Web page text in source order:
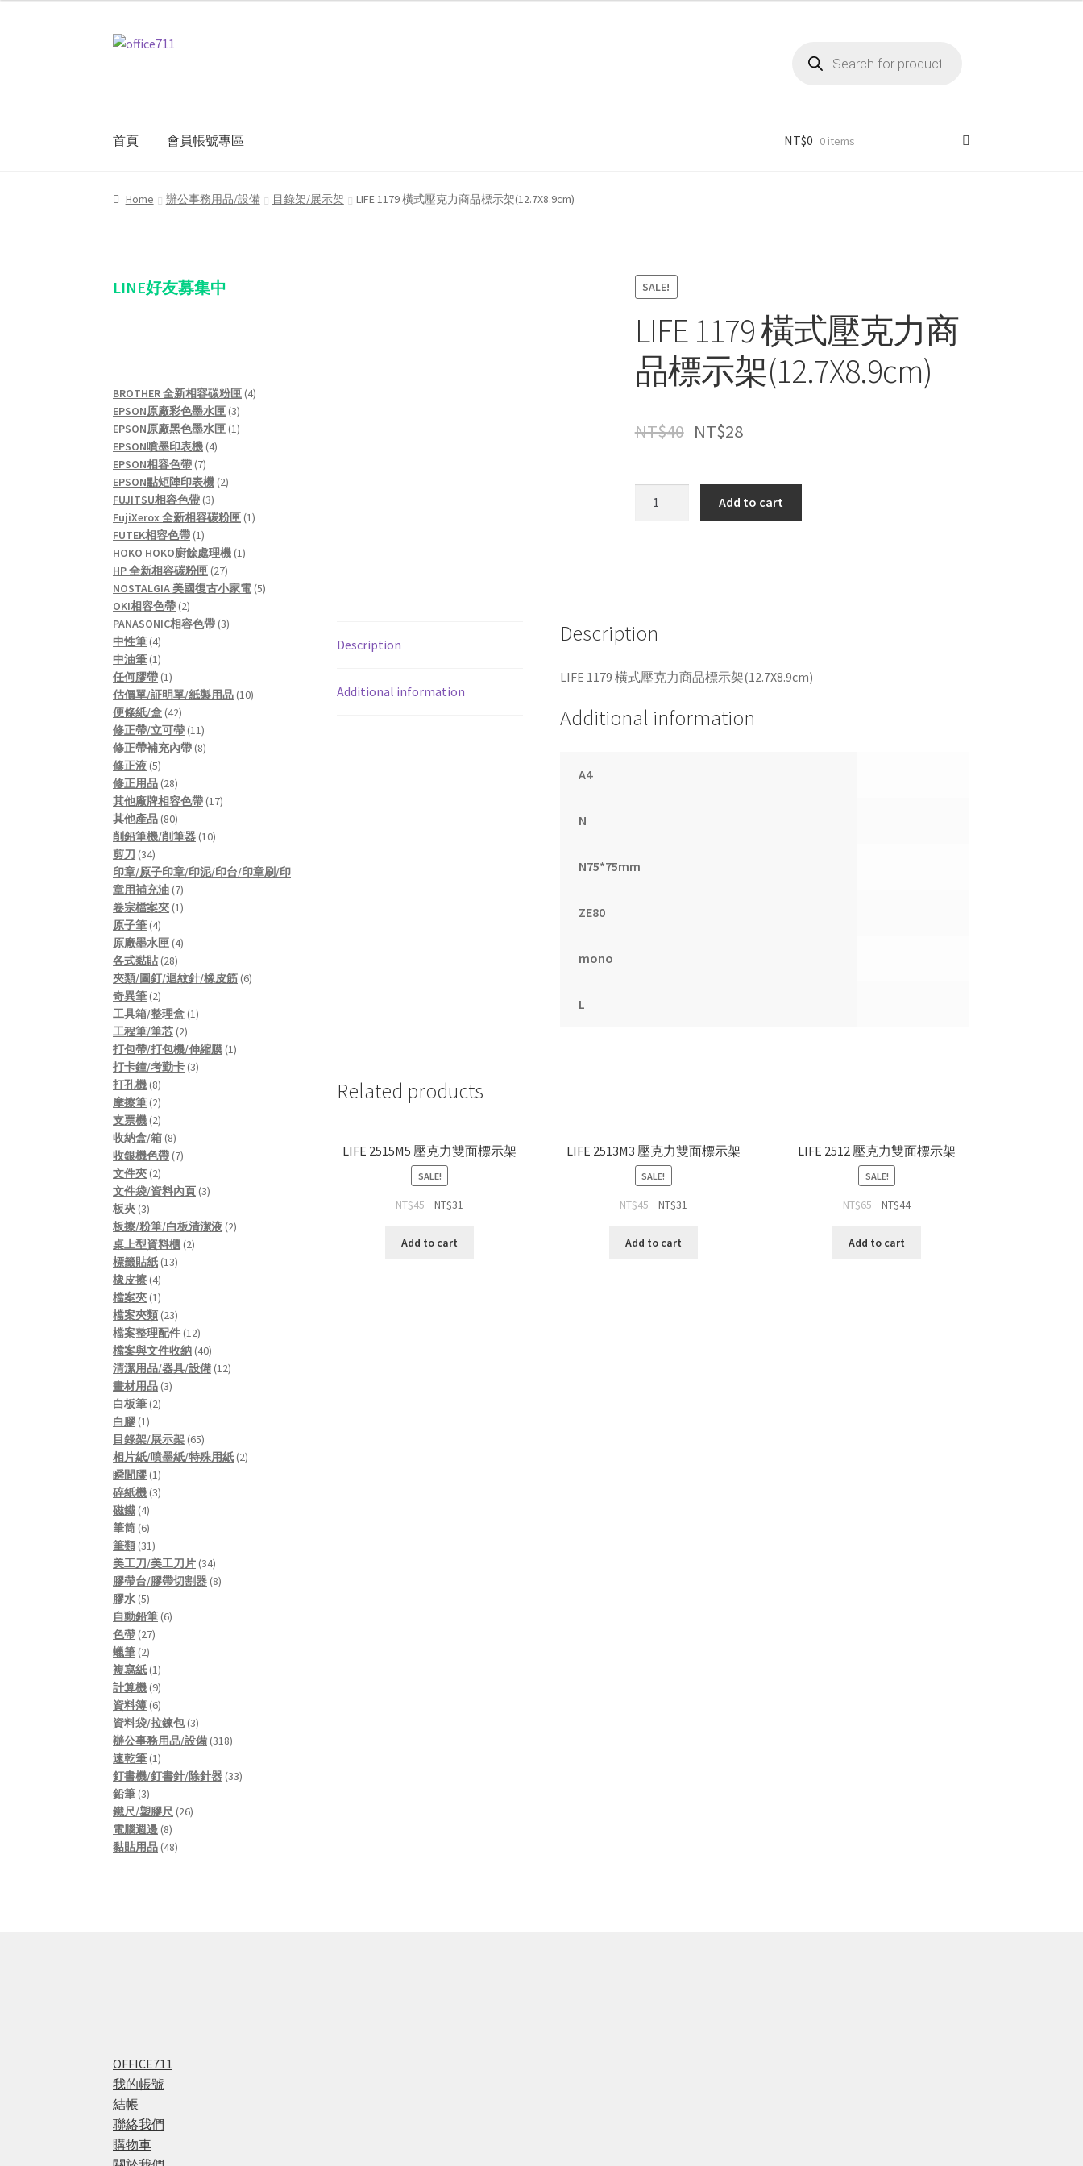
Skip
Skip
search
首頁 會員帳號專區
Home 我的帳號結帳聯絡我們 購物車 關於我們 防詐騙聲明
NT$0 0 items
Home 辦公事務用品/設備 目錄架/展示架 LIFE 1179 橫式壓克力商品標示架(12.7X8.9cm)
SALE!
LIFE 1179 橫式壓克力商
品標示架(12.7X8.9cm)
NT$40 NT$28
商
標
架
Add to cart
Description
Additional information
Description
LIFE 1179 橫式壓克力商品標示架(12.7X8.9cm)
Additional information
A4
N
N75*75mm
ZE80
mono
L
Related products
LIFE 2515M5 壓克力雙面標示架
SALE!
NT$45 NT$31
Add to cart
LIFE 2513M3 壓克力雙面標示架
SALE!
NT$45 NT$31
Add to cart
LIFE 2512 壓克力雙面標示架
SALE!
NT$65 NT$44
Add to cart
LINE好友募集中
BROTHER 全新相容碳粉匣 44
EPSON原廠彩色墨水匣 33
products
EPSON原廠黑色墨水匣 11
EPSON噴墨印表機 44
EPSON相容色帶 77
products
EPSON點矩陣印表機 22
FUJITSU相容色帶 33
products
FujiXerox 全新相容碳粉匣 11
FUTEK相容色帶 11
product
HOKO HOKO廚餘處理機 11
HP 全新相容碳粉匣 2727
products
NOSTALGIA 美國復古小家電 55
OKI相容色帶 22
products
PANASONIC相容色帶 33
中性筆 44
products
中油筆 11
product
任何膠帶 11
product
估價單/証明單/紙製用品 1010
便條紙/盒 4242
products
修正帶/立可帶 1111
products
修正帶補充內帶 88
修正液 55
products
修正用品 2828
products
其他廠牌相容色帶 1717
其他產品 8080
products
削鉛筆機/削筆器 1010
剪刀 3434
products
印章/原子印章/印泥/印台/印章刷/印
章用補充油 77
products
卷宗檔案夾 11
原子筆 44
products
原廠墨水匣 44
各式黏貼 2828
products
夾類/圖釘/迴紋針/橡皮筋 66
奇異筆 22
products
工具箱/整理盒 11
工程筆/筆芯 22
products
打包帶/打包機/伸縮膜 11
打卡鐘/考勤卡 33
打孔機 88
products
摩擦筆 22
products
支票機 22
products
收納盒/箱 88
products
收銀機色帶 77
文件夾 22
products
文件袋/資料內頁 33
板夾 33
products
板擦/粉筆/白板清潔液 22
桌上型資料櫃 22
標籤貼紙 1313
橡皮擦 44
products
檔案夾 11
product
檔案夾類 2323
products
檔案整理配件 1212
products
檔案與文件收納 4040
products
清潔用品/器具/設備 1212
畫材用品 33
白板筆 22
白膠 11
product
目錄架/展示架 6565
products
相片紙/噴墨紙/特殊用紙 22
瞬間膠 11
product
碎紙機 33
磁鐵 44
products
筆筒 66
products
筆類 3131
products
美工刀/美工刀片 3434
products
膠帶台/膠帶切割器 88
膠水 55
products
自動鉛筆 66
色帶 2727
蠟筆 22
products
複寫紙 11
product
計算機 99
products
資料簿 66
products
資料袋/拉鍊包 33
products
辦公事務用品/設備 318318
速乾筆 11
product
釘書機/釘書針/除針器 3333
鉛筆 33
products
鐵尺/塑膠尺 2626
電腦週邊 88
products
黏貼用品 4848
OFFICE711
我的帳號
結帳
聯絡我們
購物車